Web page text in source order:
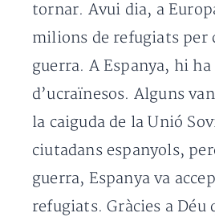
tornar. Avui dia, a
milions de refugiats per
guerra. A Espanya, hi
d’ucraïnesos. Alguns
la caiguda de la Unió
ciutadans espanyols,
guerra, Espanya va
refugiats. Gràcies a Déu